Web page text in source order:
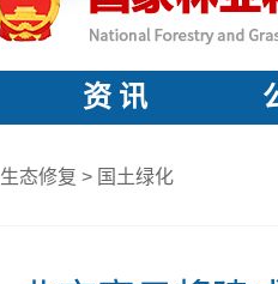
资 讯
生态修复 > 国土绿化